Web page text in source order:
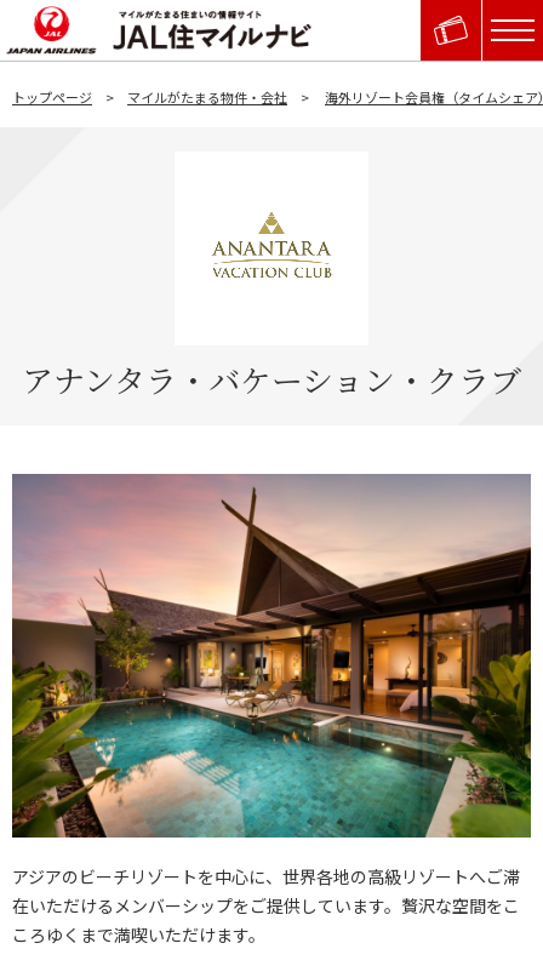
トップページ マイルがたまる物件・会社 海外リゾート会員権（タイムシェア
アナンタラ・バケーション・クラブ
アジアのビーチリゾートを中心に、世界各地の高級リゾートへご滞
在いただけるメンバーシップをご提供しています。贅沢な空間をこ
ころゆくまで満喫いただけます。